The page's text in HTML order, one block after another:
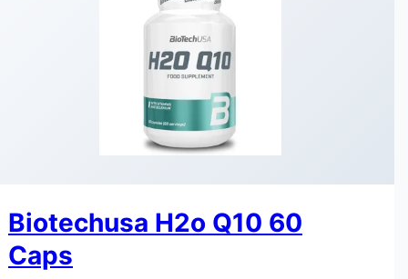
Biotechusa H2o Q10 60
Caps